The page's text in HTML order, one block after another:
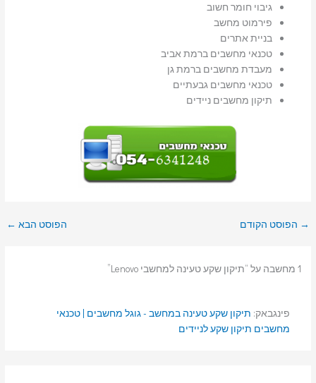
גיבוי חומר חשוב
פירמוט מחשב
בניית אתרים
טכנאי מחשבים ברמת אביב
מעבדת מחשבים ברמת גן
טכנאי מחשבים גבעתיים
תיקון מחשבים ניידים
→ הפוסט הקודם הפוסט הבא ←
1 מחשבה על “תיקון שקע טעינה למחשבי Lenovo”
פינגבאק: תיקון שקע טעינה במחשב - גוגל מחשבים | טכנאי
מחשבים תיקון שקע לניידים